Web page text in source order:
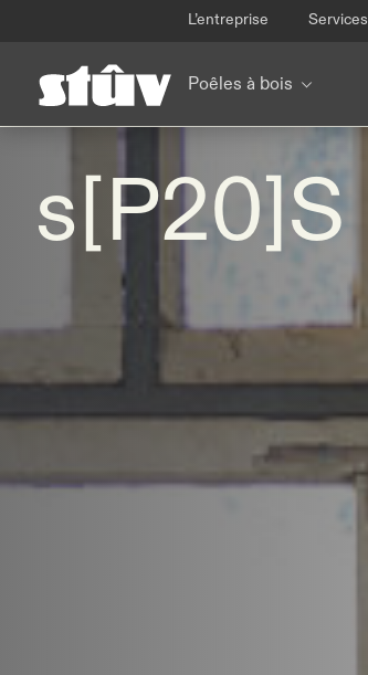
L’entreprise Services
Poêles à bois
s[P20]S